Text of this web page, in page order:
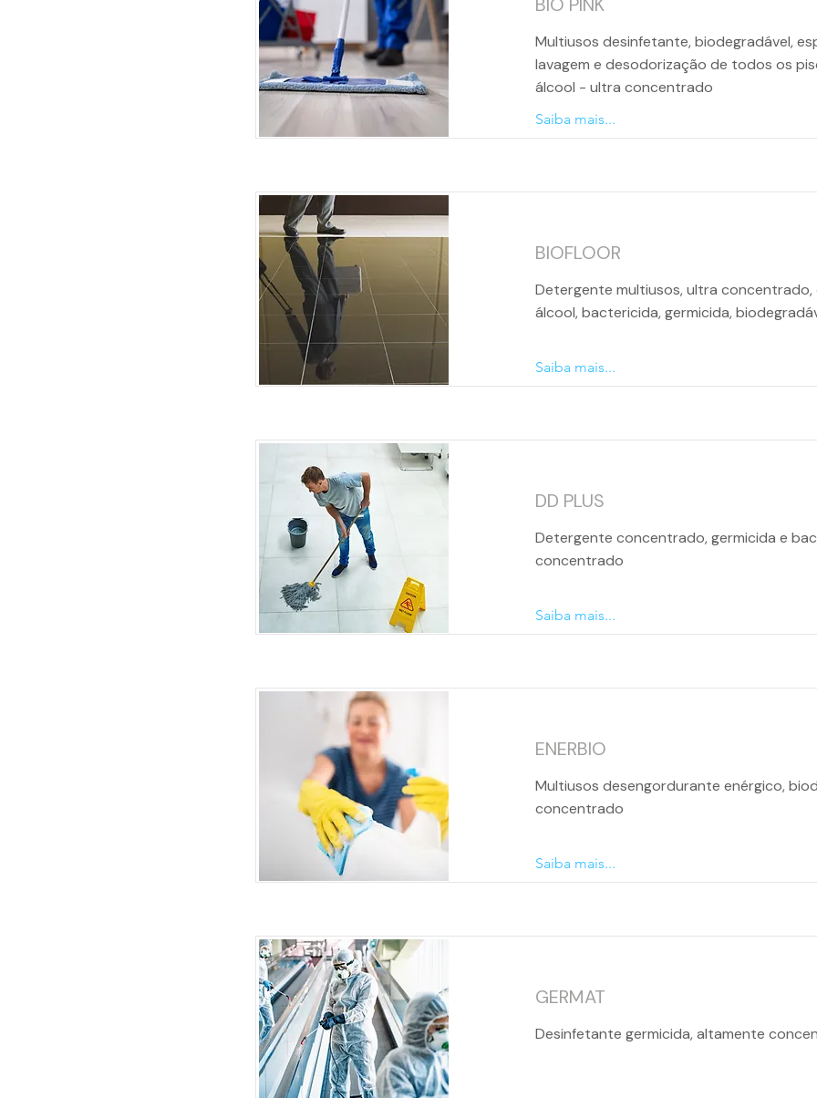
Multiusos desinfetante, biodegradável,
lavagem e desodorização de todos os
álcool - ultra concentrado
Saiba mais...
BIOFLOOR
Detergente multiusos, ultra concentrado,
álcool, bactericida, germicida,
Saiba mais...
DD PLUS
Detergente concentrado, germicida e
concentrado
Saiba mais...
ENERBIO
Multiusos desengordurante enérgico,
concentrado
Saiba mais...
GERMAT
Desinfetante germicida, altamente